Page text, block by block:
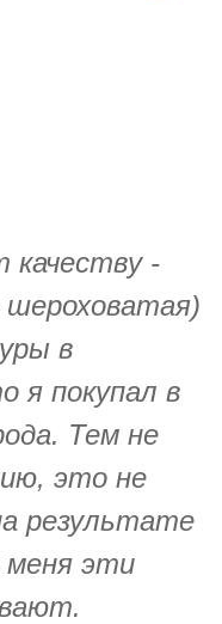
-
в
я покупал в
Тем не
это не
результате
меня эти